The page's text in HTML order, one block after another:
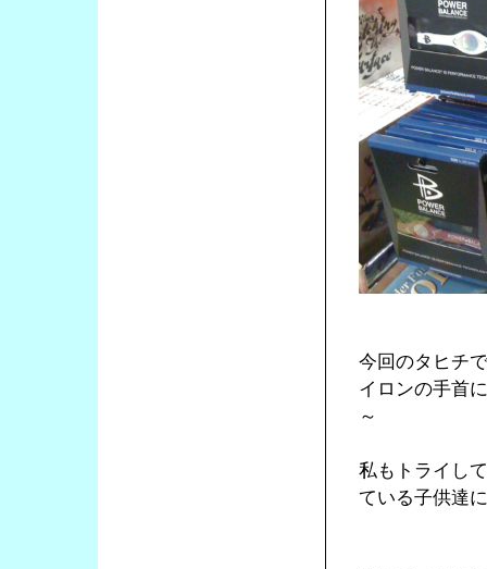
今回のタヒチ
イロンの手首
～
私もトライし
ている子供達